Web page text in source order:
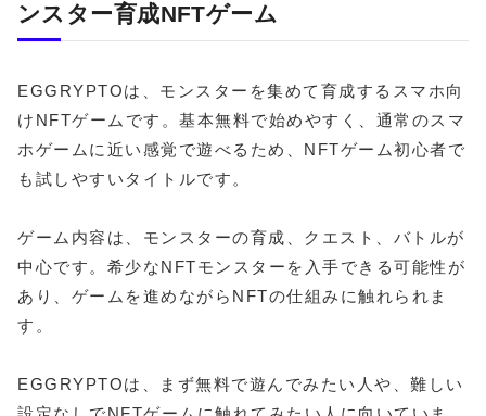
ンスター育成NFTゲーム
EGGRYPTOは、モンスターを集めて育成するスマホ向
けNFTゲームです。基本無料で始めやすく、通常のスマ
ホゲームに近い感覚で遊べるため、NFTゲーム初心者で
も試しやすいタイトルです。
ゲーム内容は、モンスターの育成、クエスト、バトルが
中心です。希少なNFTモンスターを入手できる可能性が
あり、ゲームを進めながらNFTの仕組みに触れられま
す。
EGGRYPTOは、まず無料で遊んでみたい人や、難しい